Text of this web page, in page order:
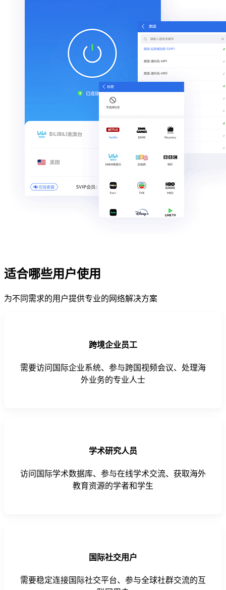
适合哪些用户使用
为不同需求的用户提供专业的网络解决方案
跨境企业员工
需要访问国际企业系统、参与跨国视频会议、处理海
外业务的专业人士
学术研究人员
访问国际学术数据库、参与在线学术交流、获取海外
教育资源的学者和学生
国际社交用户
需要稳定连接国际社交平台、参与全球社群交流的互